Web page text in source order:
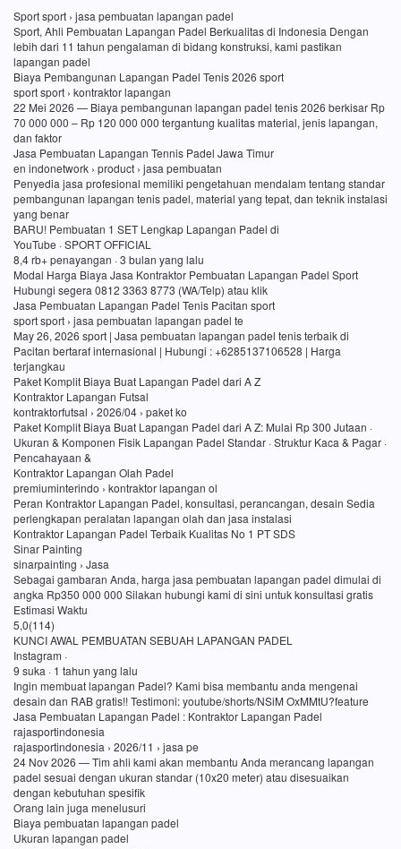
Sport sport › jasa pembuatan lapangan padel
Sport, Ahli Pembuatan Lapangan Padel Berkualitas di Indonesia Dengan
lebih dari 11 tahun pengalaman di bidang konstruksi, kami pastikan
lapangan padel
Biaya Pembangunan Lapangan Padel Tenis 2026 sport
sport sport › kontraktor lapangan
22 Mei 2026 — Biaya pembangunan lapangan padel tenis 2026 berkisar Rp
70 000 000 – Rp 120 000 000 tergantung kualitas material, jenis lapangan,
dan faktor
Jasa Pembuatan Lapangan Tennis Padel Jawa Timur
en indonetwork › product › jasa pembuatan
Penyedia jasa profesional memiliki pengetahuan mendalam tentang standar
pembangunan lapangan tenis padel, material yang tepat, dan teknik instalasi
yang benar
BARU! Pembuatan 1 SET Lengkap Lapangan Padel di
YouTube · SPORT OFFICIAL
8,4 rb+ penayangan · 3 bulan yang lalu
Modal Harga Biaya Jasa Kontraktor Pembuatan Lapangan Padel Sport
Hubungi segera 0812 3363 8773 (WA/Telp) atau klik
Jasa Pembuatan Lapangan Padel Tenis Pacitan sport
sport sport › jasa pembuatan lapangan padel te
May 26, 2026 sport | Jasa pembuatan lapangan padel tenis terbaik di
Pacitan bertaraf internasional | Hubungi : +6285137106528 | Harga
terjangkau
Paket Komplit Biaya Buat Lapangan Padel dari A Z
Kontraktor Lapangan Futsal
kontraktorfutsal › 2026/04 › paket ko
Paket Komplit Biaya Buat Lapangan Padel dari A Z: Mulai Rp 300 Jutaan ·
Ukuran & Komponen Fisik Lapangan Padel Standar · Struktur Kaca & Pagar ·
Pencahayaan &
Kontraktor Lapangan Olah Padel
premiuminterindo › kontraktor lapangan ol
Peran Kontraktor Lapangan Padel, konsultasi, perancangan, desain Sedia
perlengkapan peralatan lapangan olah dan jasa instalasi
Kontraktor Lapangan Padel Terbaik Kualitas No 1 PT SDS
Sinar Painting
sinarpainting › Jasa
Sebagai gambaran Anda, harga jasa pembuatan lapangan padel dimulai di
angka Rp350 000 000 Silakan hubungi kami di sini untuk konsultasi gratis
Estimasi Waktu
5,0(114)
KUNCI AWAL PEMBUATAN SEBUAH LAPANGAN PADEL
Instagram ·
9 suka · 1 tahun yang lalu
Ingin membuat lapangan Padel? Kami bisa membantu anda mengenai
desain dan RAB gratis!! Testimoni: youtube/shorts/NSiM OxMMtU?feature
Jasa Pembuatan Lapangan Padel : Kontraktor Lapangan Padel
rajasportindonesia
rajasportindonesia › 2026/11 › jasa pe
24 Nov 2026 — Tim ahli kami akan membantu Anda merancang lapangan
padel sesuai dengan ukuran standar (10x20 meter) atau disesuaikan
dengan kebutuhan spesifik
Orang lain juga menelusuri
Biaya pembuatan lapangan padel
Ukuran lapangan padel